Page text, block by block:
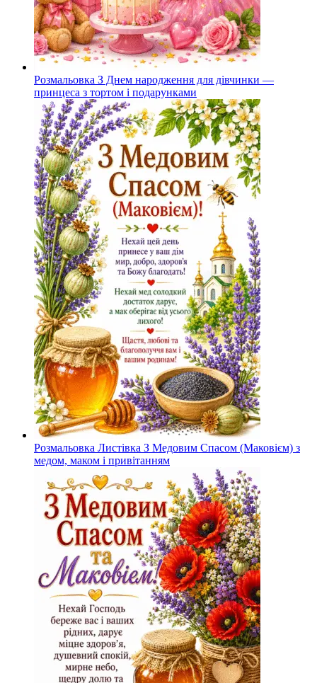
Розмальовка З Днем народження для дівчинки —
принцеса з тортом і подарунками
Розмальовка Листівка З Медовим Спасом (Маковієм) з
медом, маком і привітанням